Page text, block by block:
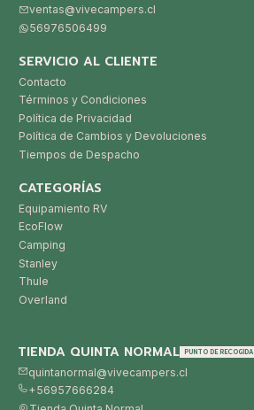
ventas@vivecampers.cl
56976506499
SERVICIO AL CLIENTE
Contacto
Términos y Condiciones
Política de Privacidad
Política de Cambios y Devoluciones
Tiempos de Despacho
CATEGORÍAS
Equipamiento RV
EcoFlow
Camping
Stanley
Thule
Overland
TIENDA QUINTA NORMAL PUNTO DE RECOGIDA
quintanormal@vivecampers.cl
+56957666284